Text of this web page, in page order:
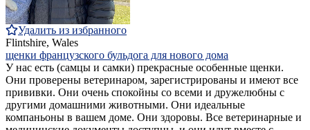
Удалить из избранного
Flintshire, Wales
щенки французского бульдога для нового дома
У нас есть (самцы и самки) прекрасные особенные щенки.
Они проверены ветеринаром, зарегистрированы и имеют все
прививки. Они очень спокойны со всеми и дружелюбны с
другими домашними животными. Они идеальные
компаньоны в вашем доме. Они здоровы. Все ветеринарные и